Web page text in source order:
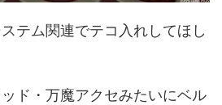
テム関連でテコ入れしてほし
ド・万魔アクセみたいにベル